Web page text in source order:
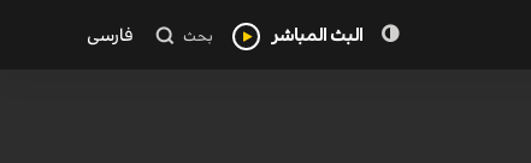
البث المباشر بحث فارسی